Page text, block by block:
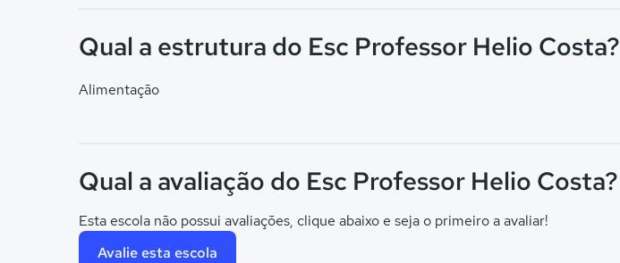
Qual a estrutura do Esc Professor Helio Costa?
Alimentação
Qual a avaliação do Esc Professor Helio Costa?
Esta escola não possui avaliações, clique abaixo e seja o primeiro a avaliar!
Avalie esta escola